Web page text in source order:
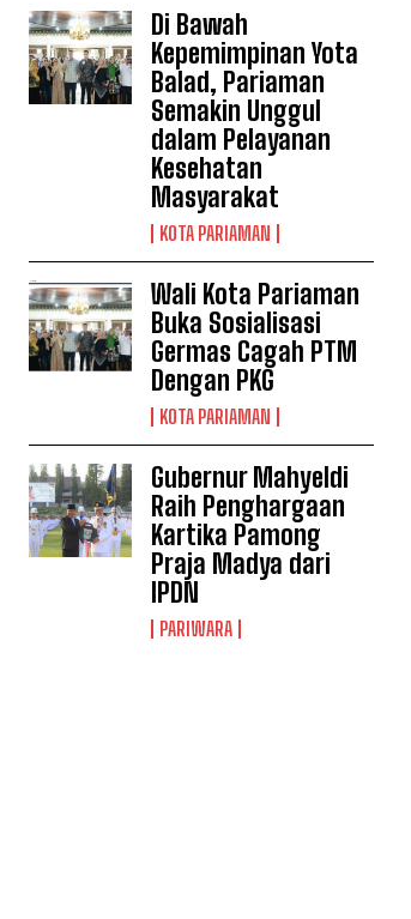
Di Bawah
Kepemimpinan Yota
Balad, Pariaman
Semakin Unggul
dalam Pelayanan
Kesehatan
Masyarakat
KOTA PARIAMAN
Wali Kota Pariaman
Buka Sosialisasi
Germas Cagah PTM
Dengan PKG
KOTA PARIAMAN
Gubernur Mahyeldi
Raih Penghargaan
Kartika Pamong
Praja Madya dari
IPDN
PARIWARA